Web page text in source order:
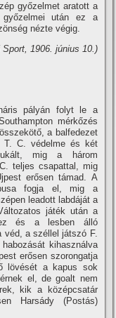
győzelmet aratott a
győzelmei után ez a
nézte végig.
Sport, 1906. június 10.)
pályán folyt le a
mérkőzés
a balfedezet
C. védelme és két
mig a három
teljes csapattal, mig
erősen támad. A
fogja el, mig a
leadott labdáját a
játék után a
és a lesben álló
véd, a széllel játszó F.
kihasználva
erősen szorongatja
lövését a kapus sok
el, de goalt nem
kik a középcsatár
Harsády (Postás)